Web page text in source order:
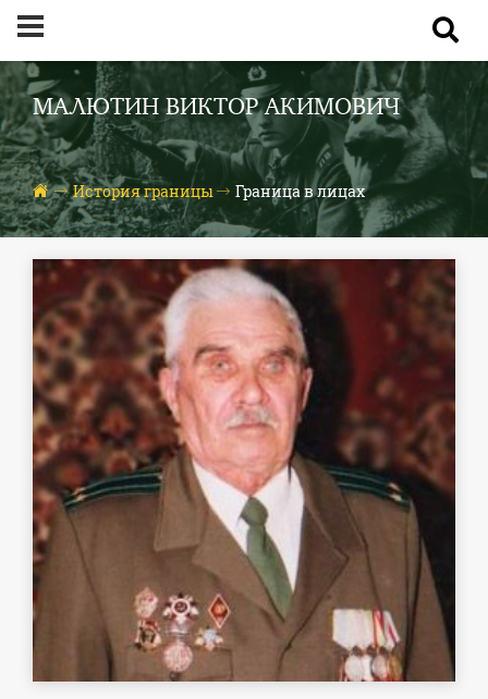
МАЛЮТИН ВИКТОР АКИМОВИЧ
История границы Граница в лицах